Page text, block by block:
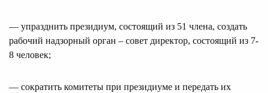
— упразднить президиум, состоящий из 51 члена, создать
рабочий надзорный орган – совет директор, состоящий из 7-
8 человек;
— сократить комитеты при президиуме и передать их